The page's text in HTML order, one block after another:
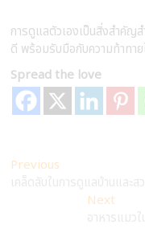
การดูแลตัวเองเป็นสิ่งสำคัญ
ดี พร้อมรับมือกับความท้าทาย
Spread the love
Post
navigation
Previous
NextNext